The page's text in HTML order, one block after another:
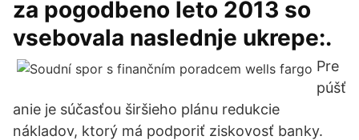
za pogodbeno leto 2013 so
vsebovala naslednje ukrepe:.
Pre
púšť
anie je súčasťou širšieho plánu redukcie
nákladov, ktorý má podporiť ziskovosť banky.